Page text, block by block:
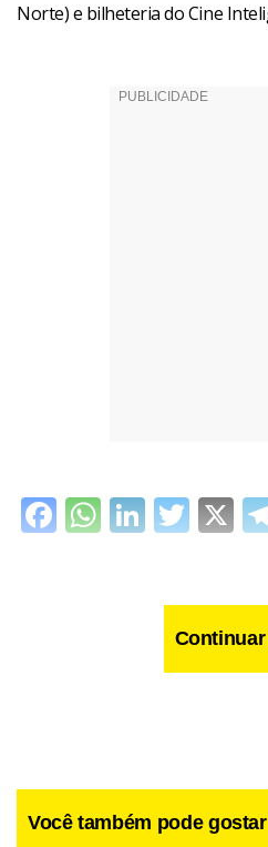
Norte) e bilheteria do Cine
Facebook
WhatsApp
X
Você também pode gostar